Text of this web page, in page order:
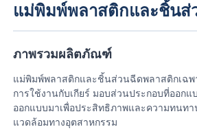
ติดต่อเรา
ข่าว
ขออ้าง
แม่พิมพ์พลาสติกและชิ้นส่
ภาพรวมผลิตภัณฑ์
แม่พิมพ์พลาสติกและชิ้นส่วนฉีดพลาสติกเฉพ
การใช้งานกับเกียร์ มอบส่วนประกอบที่ออกแ
ออกแบบมาเพื่อประสิทธิภาพและความทนท
แวดล้อมทางอุตสาหกรรม